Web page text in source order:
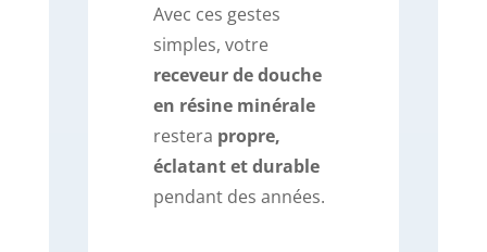
Avec ces gestes
simples, votre
receveur de douche
en résine minérale
restera propre,
éclatant et durable
pendant des années.